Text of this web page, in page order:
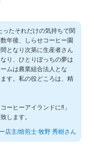
たそれだけの気持ちで関
年後、しらせコーヒー園
となり次第に生産者さん
り、ひとりぼっちの夢は
ムは農業組合法人とな
す。私の役どころは、精
ーヒーアイランドに‼︎」
します。
店主/焙煎士 牧野 秀樹さん